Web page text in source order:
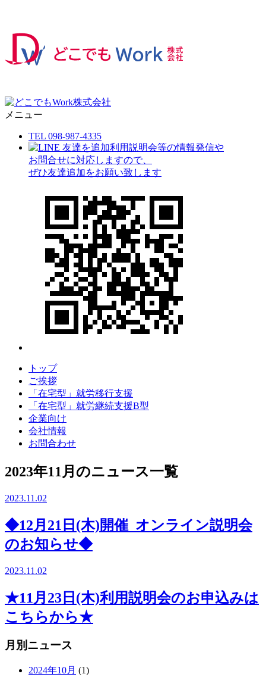
メニュー
TEL 098-987-4335
利用説明会等の情報発信や
お問合せに対応しますので、
ぜひ友達追加をお願い致します
トップ
ご挨拶
「在宅型」就労移行支援
「在宅型」就労継続支援B型
企業向け
会社情報
お問合わせ
2023年11月のニュース一覧
2023.11.02
◆12月21日(木)開催_オンライン説明会
のお知らせ◆
2023.11.02
★11月23日(木)利用説明会のお申込みは
こちらから★
月別ニュース
2024年10月 (1)